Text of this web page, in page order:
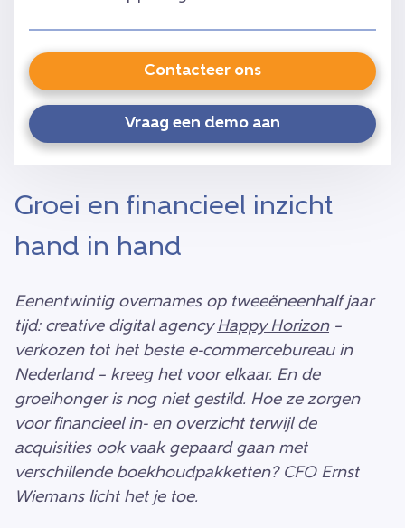
Contacteer ons
Vraag een demo aan
Groei en financieel inzicht
hand in hand
Eenentwintig overnames op tweeëneenhalf jaar
tijd: creative digital agencyHappy Horizon–
verkozen tot het beste e-commercebureau in
Nederland – kreeg het voor elkaar. En de
groeihonger is nog niet gestild. Hoe ze zorgen
voor financieel in- en overzicht terwijl de
acquisities ook vaak gepaard gaan met
verschillende boekhoudpakketten? CFO Ernst
Wiemans licht het je toe.